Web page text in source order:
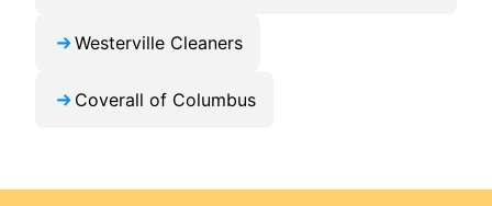
Westerville Cleaners
Coverall of Columbus